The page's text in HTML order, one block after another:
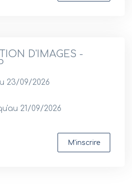
D'IMAGES -
23/09/2026
21/09/2026
M'inscrire